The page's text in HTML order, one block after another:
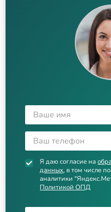
Я даю согласие на
данных, в том числе
аналитики
Политикой ОПД